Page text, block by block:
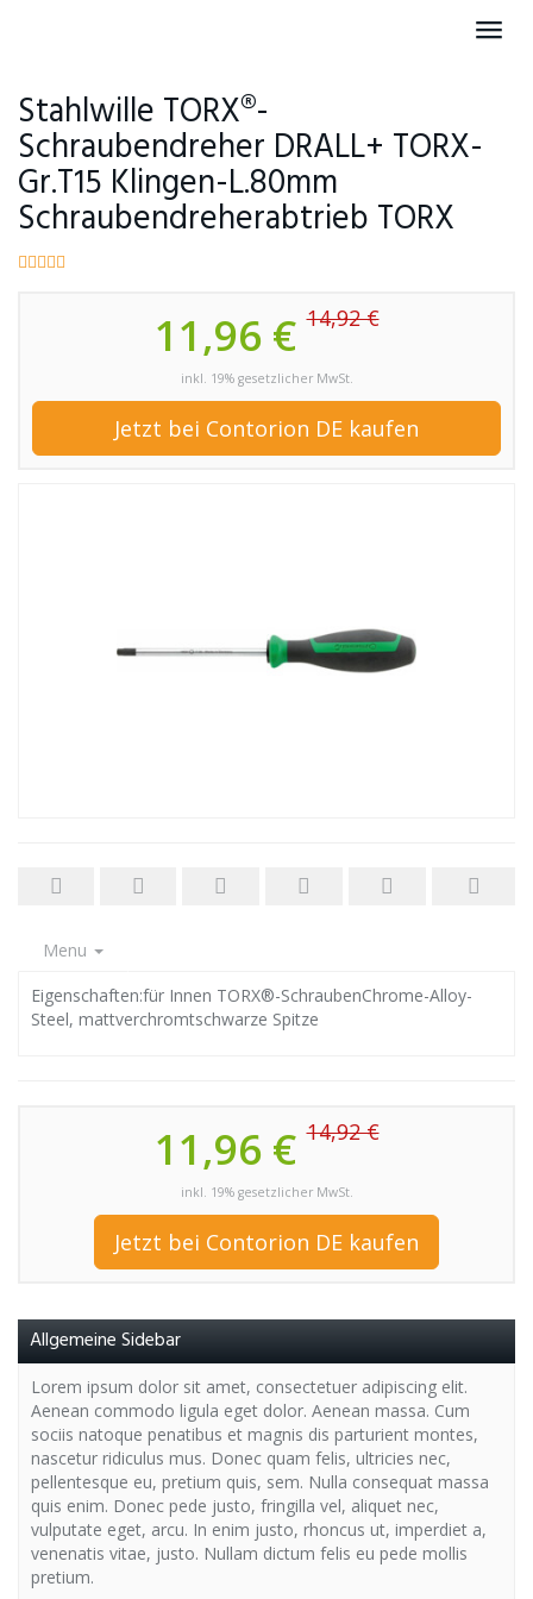
Stahlwille TORX®-
Schraubendreher DRALL+ TORX-
Gr.T15 Klingen-L.80mm
Schraubendreherabtrieb TORX
11,96 €14,92 €
inkl. 19% gesetzlicher MwSt.
Jetzt bei Contorion DE kaufen
Menu
Eigenschaften:für Innen TORX®-SchraubenChrome-Alloy-
Steel, mattverchromtschwarze Spitze
11,96 €14,92 €
inkl. 19% gesetzlicher MwSt.
Jetzt bei Contorion DE kaufen
Allgemeine Sidebar
Lorem ipsum dolor sit amet, consectetuer adipiscing elit.
Aenean commodo ligula eget dolor. Aenean massa. Cum
sociis natoque penatibus et magnis dis parturient montes,
nascetur ridiculus mus. Donec quam felis, ultricies nec,
pellentesque eu, pretium quis, sem. Nulla consequat massa
quis enim. Donec pede justo, fringilla vel, aliquet nec,
vulputate eget, arcu. In enim justo, rhoncus ut, imperdiet a,
venenatis vitae, justo. Nullam dictum felis eu pede mollis
pretium.